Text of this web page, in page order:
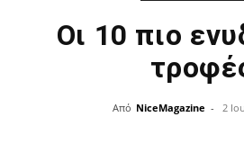
Οι 10 πιο
Από NiceMagazine - 2